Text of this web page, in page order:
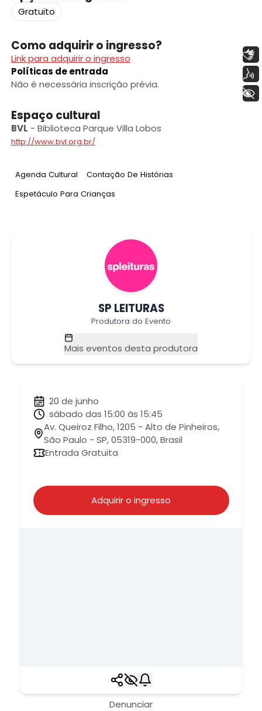
Gratuito
Como adquirir o ingresso?
Link para adquirir o ingresso
Políticas de entrada
Não é necessária inscrição prévia.
Espaço cultural
BVL - Biblioteca Parque Villa Lobos
http://www.bvl.org.br/
Tag:
Agenda Cultural Tag:
Contação De Histórias
Tag:
Espetáculo Para Crianças
SP LEITURAS
Produtora do Evento
Mais eventos desta produtora
20 de junho
sábado das 15:00 às 15:45
Av. Queiroz Filho, 1205 - Alto de Pinheiros,
São Paulo - SP, 05319-000, Brasil
Entrada Gratuita
Adquirir o ingresso
Denunciar